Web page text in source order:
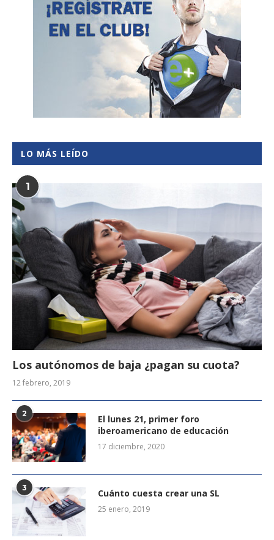
LO MÁS LEÍDO
1
Los autónomos de baja ¿pagan su cuota?
12 febrero, 2019
2
El lunes 21, primer foro
iberoamericano de educación
17 diciembre, 2020
3 Cuánto cuesta crear una SL
25 enero, 2019